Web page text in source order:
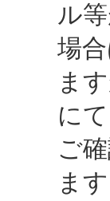
ル
場
ま
に
ご
ま